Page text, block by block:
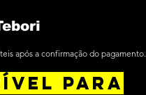
após a confirmação do pagamento.
PARA